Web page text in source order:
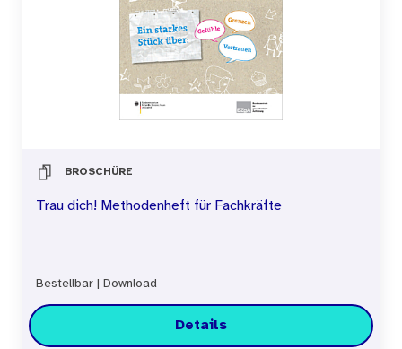
BROSCHÜRE
Trau dich! Methodenheft für Fachkräfte
Bestellbar Download
Details